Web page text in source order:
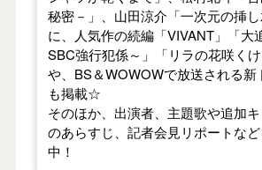
秘密－」、山田涼介「一次元の挿
に、人気作の続編「VIVANT」「大
SBC強行犯係～」「リラの花咲くけ
や、BS＆WOWOWで放送される新
も掲載☆
そのほか、出演者、主題歌や追加
のあらすじ、記者会見リポートな
中！